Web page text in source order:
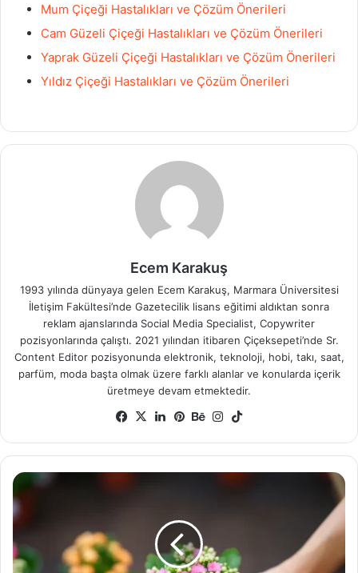
Mum Çiçeği Hastalıkları ve Çözüm Önerileri
Cam Güzeli Çiçeği Hastalıkları ve Çözüm Önerileri
Yaprak Güzeli Çiçeği Hastalıkları ve Çözüm Önerileri
Yıldız Çiçeği Hastalıkları ve Çözüm Önerileri
Ecem Karakuş
1993 yılında dünyaya gelen Ecem Karakuş, Marmara Üniversitesi
İletişim Fakültesi’nde Gazetecilik lisans eğitimi aldıktan sonra
reklam ajanslarında Social Media Specialist, Copywriter
pozisyonlarında çalıştı. 2021 yılından itibaren Çiçeksepeti’nde Sr.
Content Editor pozisyonunda elektronik, teknoloji, hobi, takı, saat,
parfüm, moda başta olmak üzere farklı alanlar ve konularda içerik
üretmeye devam etmektedir.
Facebook
X LinkedIn
Pinterest
BehanceInstagram
Kalanşo
Çiçeği
Hastalıkları
Çözüm
Önerileri